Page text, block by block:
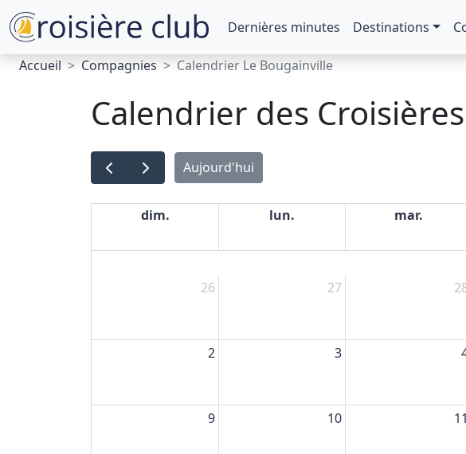
Dernières minutes Destinations
Accueil Compagnies Calendrier Le Bougainville
Calendrier des
Aujourd'hui
dim. lun. mar.
26 27
2 3
9 10 11